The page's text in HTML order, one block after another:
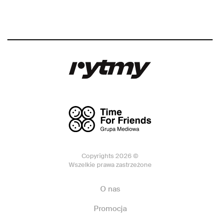
Copyrights 2026 ©
Wszelkie prawa zastrzeżone
O nas
Promocja